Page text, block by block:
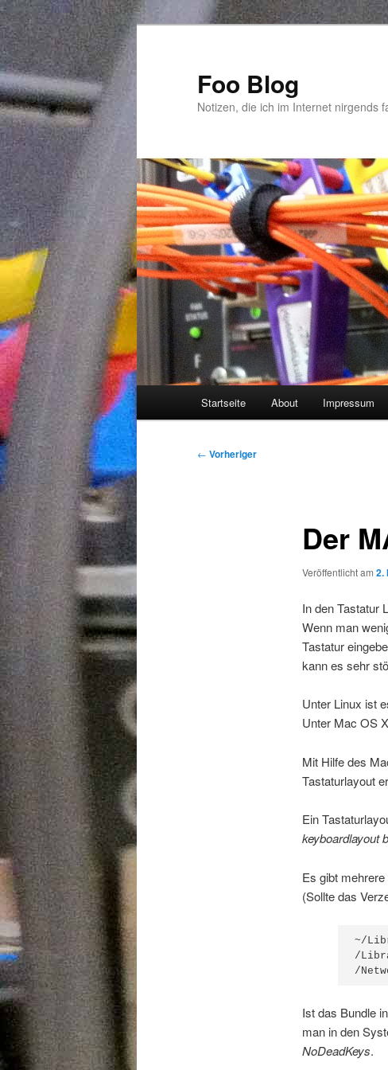
Zum
primären
Inhalt
springen
Foo Blog
Notizen, die ich im Internet nirgends
Startseite About Impressum
Beitragsnavigation
← Vorheriger
Der
Veröffentlicht am 2.
In den Tastatur
Wenn man
Tastatur
kann es sehr
Unter Linux ist
Unter Mac OS
Mit Hilfe des
Tastaturlayout
Ein
keyboardlayout
Es gibt
(Sollte das
~/
/
Ist das Bundle
man in den
NoDeadKeys.